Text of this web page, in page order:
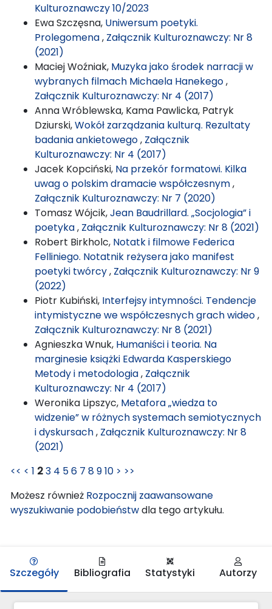
Kulturoznawczy 10/2023
Ewa Szczęsna, Uniwersum poetyki.
Prolegomena, Załącznik Kulturoznawczy: Nr 8
(2021)
Maciej Woźniak, Muzyka jako środek narracji w
wybranych filmach Michaela Hanekego,
Załącznik Kulturoznawczy: Nr 4 (2017)
Anna Wróblewska, Kama Pawlicka, Patryk
Dziurski,Wokół zarządzania kulturą. Rezultaty
badania ankietowego, Załącznik
Kulturoznawczy: Nr 4 (2017)
Jacek Kopciński, Na przekór formatowi. Kilka
uwag o polskim dramacie współczesnym,
Załącznik Kulturoznawczy: Nr 7 (2020)
Tomasz Wójcik,Jean Baudrillard. „Socjologia” i
poetyka, Załącznik Kulturoznawczy: Nr 8 (2021)
Robert Birkholc, Notatk i filmowe Federica
Felliniego. Notatnik reżysera jako manifest
poetyki twórcy, Załącznik Kulturoznawczy: Nr 9
(2022)
Piotr Kubiński, Interfejsy intymności. Tendencje
intymistyczne we współczesnych grach wideo,
Załącznik Kulturoznawczy: Nr 8 (2021)
Agnieszka Wnuk, Humaniści i teoria. Na
marginesie książki Edwarda Kasperskiego
Metody i metodologia, Załącznik
Kulturoznawczy: Nr 4 (2017)
Weronika Lipszyc, Metafora „wiedza to
widzenie” w różnych systemach semiotycznych
i dyskursach, Załącznik Kulturoznawczy: Nr 8
(2021)
<< < 1 23 4 56 7 8910 > >>
Możesz również Rozpocznij zaawansowane
wyszukiwanie podobieństwdla tego artykułu.
Szczegóły Bibliografia Statystyki Autorzy